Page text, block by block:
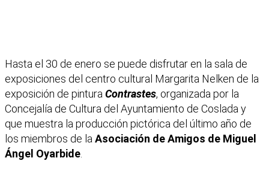
Hasta el 30 de enero se puede disfrutar en la sala de
exposiciones del centro cultural Margarita Nelken de la
exposición de pinturaContrastes, organizada por la
Concejalía de Cultura del Ayuntamiento de Coslada y
que muestra la producción pictórica del último año de
los miembros de laAsociación de Amigos de Miguel
Ángel Oyarbide.